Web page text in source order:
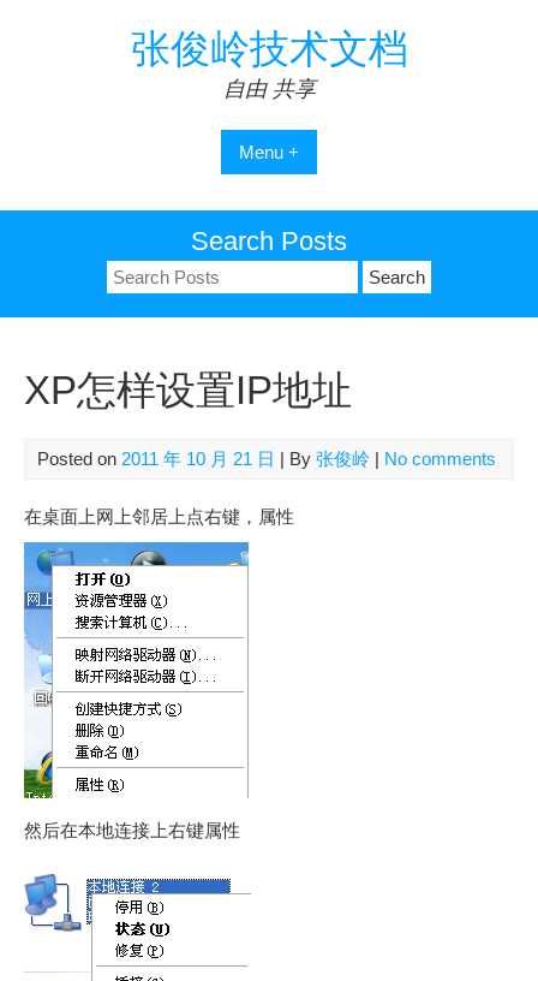
张俊岭技术文档
自由 共享
Menu +
Search Posts
Search
for:
XP怎样设置IP地址
Posted on 2011 年 10 月 21 日 | By 张俊岭 | No comments
在桌面上网上邻居上点右键，属性
然后在本地连接上右键属性